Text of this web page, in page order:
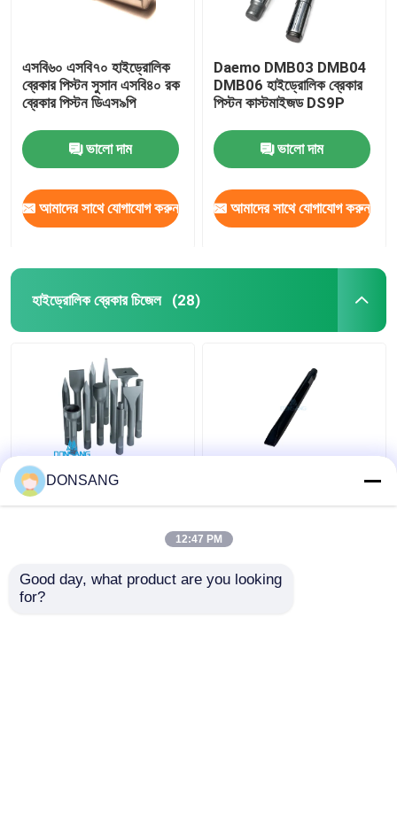
এসবি৬০ এসবি৭০ হাইড্রোলিক
ব্রেকার পিস্টন সুসান এসবি৪০ রক
ব্রেকার পিস্টন ডিএস৯পি
ভালো দাম
আমাদের সাথে যোগাযোগ করুন
Daemo DMB03 DMB04
DMB06 হাইড্রোলিক ব্রেকার
পিস্টন কাস্টমাইজড DS9P
ভালো দাম
আমাদের সাথে যোগাযোগ করুন
হাইড্রোলিক ব্রেকার চিজেল (28)
বাম্প 42Crmo হাইড্রোলিক
রক ব্রেকার চিজেল 135mm
অংশের জন্য DS8C
DONSANG
12:47 PM
Good day, what product are you looking
for?